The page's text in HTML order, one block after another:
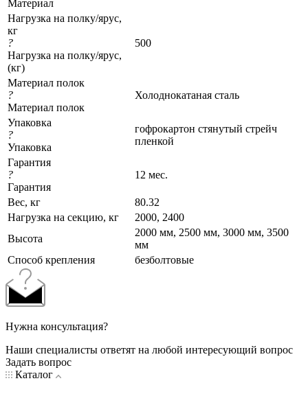
Материал
Нагрузка на полку/ярус,
кг
?
Нагрузка на полку/ярус,
(кг)
500
Материал полок
?
Материал полок
Холоднокатаная сталь
Упаковка
?
Упаковка
гофрокартон стянутый стрейч
пленкой
Гарантия
?
Гарантия
12 мес.
Вес, кг
80.32
Нагрузка на секцию, кг
2000, 2400
Высота
2000 мм, 2500 мм, 3000 мм, 3500
мм
Cпособ крепления
безболтовые
Нужна консультация?
Наши специалисты ответят на любой интересующий вопрос
Задать вопрос
Каталог